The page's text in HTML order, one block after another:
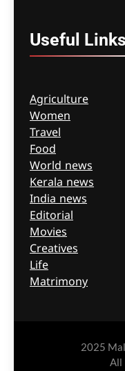
Useful Links
Agriculture
Women
Travel
Food
World news
Kerala news
India news
Editorial
Movies
Creatives
Life
Matrimony
2025
All